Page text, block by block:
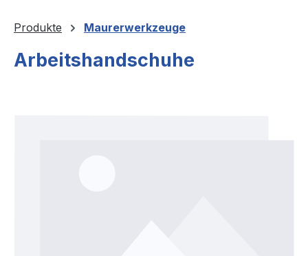
Produkte Maurerwerkzeuge
Arbeitshandschuhe